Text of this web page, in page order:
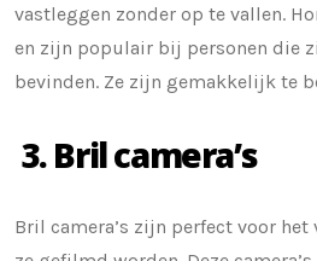
vastleggen zonder op te vallen.
en zijn populair bij personen die
bevinden. Ze zijn gemakkelijk te
3. Bril camera’s
Bril camera’s zijn perfect voor